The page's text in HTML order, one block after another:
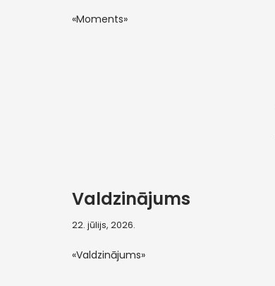
«Moments»
Valdzinājums
22. jūlijs, 2026.
«Valdzinājums»